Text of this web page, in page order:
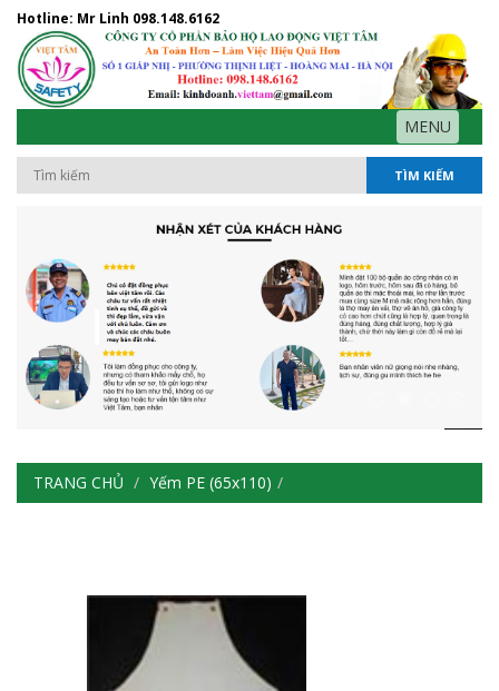
Hotline: Mr Linh 098.148.6162
MENU
TÌM KIẾM
TRANG CHỦ Yếm PE (65x110)